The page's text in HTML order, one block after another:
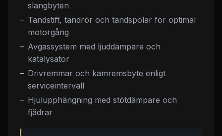
slangbyten
Tändstift, tändrör och tändspolar för optimal
motorgång
Avgassystem med ljuddämpare och
katalysator
Drivremmar och kamremsbyte enligt
serviceintervall
Hjulupphängning med stötdämpare och
fjädrar